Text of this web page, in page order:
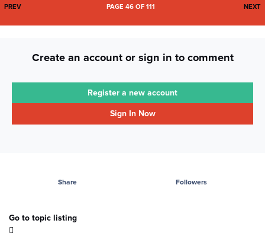
FIRST PAGE
PREV NEXT
PAGE 46 OF 111
Create an account or sign in to comment
Register a new account
Sign In Now
Share Followers
Go to topic listing